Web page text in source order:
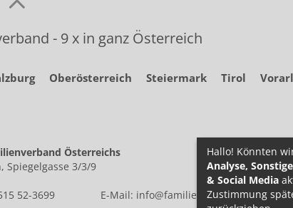
- 9 x in ganz Österreich
Oberösterreich Steiermark Tirol
Österreichs
Spiegelgasse 3/3/9
52-3699 E-Mail: info@familie.at
Hallo! Könnten
Analyse,
& Social Media
Zustimmung